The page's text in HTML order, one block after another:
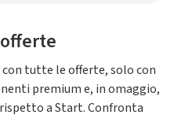
con tutte le offerte, solo con
premium e, in omaggio,
rispetto a Start. Confronta